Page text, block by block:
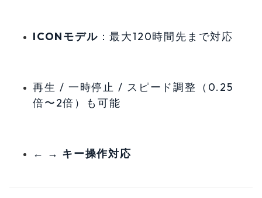
ICONモデル ：最大120時間先まで対応
再生 / 一時停止 / スピード調整（0.25
倍〜2倍）も可能
← → キー操作対応